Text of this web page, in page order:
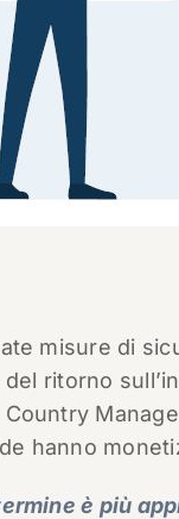
misure di
ritorno
Country
hanno
è più